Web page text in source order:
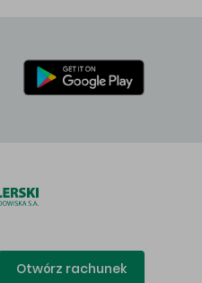
Otwórz rachunek